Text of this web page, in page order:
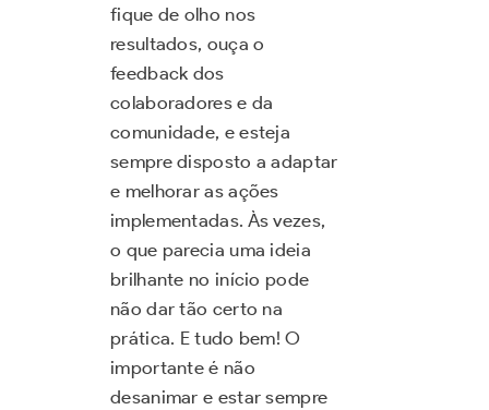
fique de olho nos
resultados, ouça o
feedback dos
colaboradores e da
comunidade, e esteja
sempre disposto a adaptar
e melhorar as ações
implementadas. Às vezes,
o que parecia uma ideia
brilhante no início pode
não dar tão certo na
prática. E tudo bem! O
importante é não
desanimar e estar sempre